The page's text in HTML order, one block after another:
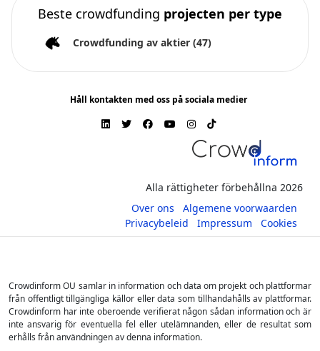
Beste crowdfunding projecten per type
Crowdfunding av aktier (47)
Håll kontakten med oss på sociala medier
Alla rättigheter förbehållna 2026
Over ons
Algemene voorwaarden
Privacybeleid
Impressum Cookies
Crowdinform OU samlar in information och data om projekt och plattformar
från offentligt tillgängliga källor eller data som tillhandahålls av plattformar.
Crowdinform har inte oberoende verifierat någon sådan information och är
inte ansvarig för eventuella fel eller utelämnanden, eller de resultat som
erhålls från användningen av denna information.